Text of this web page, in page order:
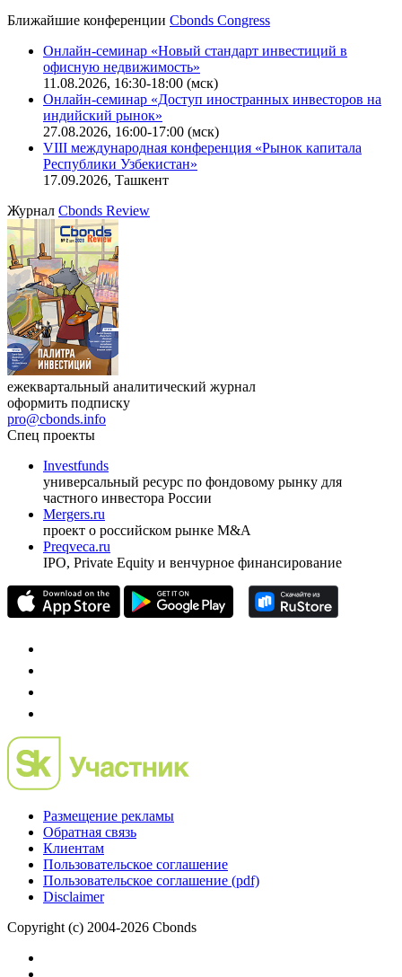
Ближайшие конференции Cbonds Congress
Онлайн-семинар «Новый стандарт инвестиций в
офисную недвижимость»
11.08.2026, 16:30-18:00 (мск)
Онлайн-семинар «Доступ иностранных инвесторов на
индийский рынок»
27.08.2026, 16:00-17:00 (мск)
VIII международная конференция «Рынок капитала
Республики Узбекистан»
17.09.2026, Ташкент
Журнал Cbonds Review
ежеквартальный аналитический журнал
оформить подписку
pro@cbonds.info
Спец проекты
Investfunds
универсальный ресурс по фондовому рынку для
частного инвестора России
Mergers.ru
проект о российском рынке M&A
Preqveca.ru
IPO, Private Equity и венчурное финансирование
Размещение рекламы
Обратная связь
Клиентам
Пользовательское соглашение
Пользовательское соглашение (pdf)
Disclaimer
Copyright (c) 2004-2026 Cbonds